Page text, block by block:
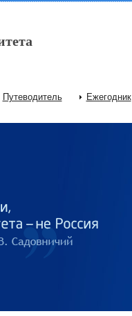
Путеводитель Ежегодник